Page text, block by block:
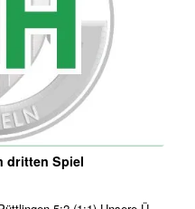
dritten Spiel